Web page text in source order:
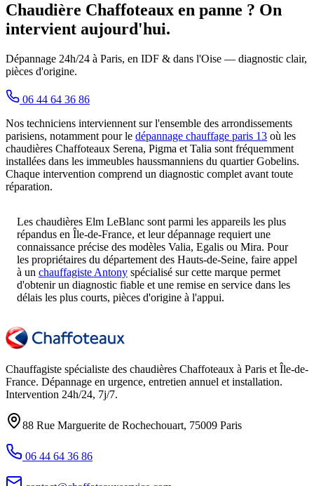
Chaudière Chaffoteaux en panne ? On
intervient aujourd'hui.
Dépannage 24h/24 à Paris, en IDF & dans l'Oise — diagnostic clair,
pièces d'origine.
06 44 64 36 86
Nos techniciens interviennent sur l'ensemble des arrondissements
parisiens, notamment pour le dépannage chauffage paris 13 où les
chaudières Chaffoteaux Serena, Pigma et Talia sont fréquemment
installées dans les immeubles haussmanniens du quartier Gobelins.
Chaque intervention comprend un diagnostic complet avant toute
réparation.
Les chaudières Elm LeBlanc sont parmi les appareils les plus
répandus en Île-de-France, et leur dépannage requiert une
connaissance précise des modèles Valia, Egalis ou Mira. Pour
les propriétaires du département des Hauts-de-Seine, faire appel
à un chauffagiste Antony spécialisé sur cette marque permet
d'obtenir un diagnostic fiable et une remise en service dans les
délais les plus courts, pièces d'origine à l'appui.
Chauffagiste spécialiste des chaudières Chaffoteaux à Paris et Île-de-
France. Dépannage en urgence, entretien annuel et installation.
Intervention 24h/24, 7j/7.
88 Rue Marguerite de Rochechouart, 75009 Paris
06 44 64 36 86